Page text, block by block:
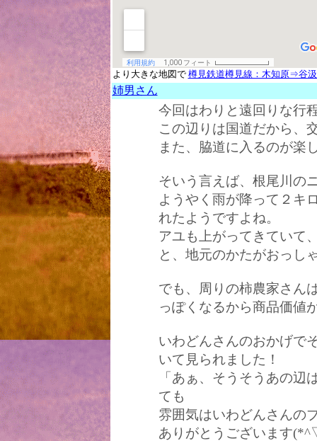
より大きな地図で 樽見鉄道樽見線：木知原⇒谷
姉男さん
今回はわりと遠回りな行
この辺りは国道だから、
また、脇道に入るのが楽
そいう言えば、根尾川の
ようやく雨が降って２キ
れたようですよね。
アユも上がってきていて
と、地元のかたがおっし
でも、周りの柿農家さん
っぽくなるから商品価値
いわどんさんのおかげで
いて見られました！
「あぁ、そうそうあの辺
ても
雰囲気はいわどんさんの
ありがとうございます